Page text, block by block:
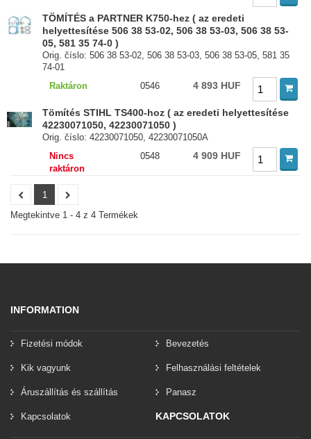
TÖMÍTÉS a PARTNER K750-hez ( az eredeti
helyettesítése 506 38 53-02, 506 38 53-03, 506 38 53-
05, 581 35 74-0 )
Orig. číslo: 506 38 53-02, 506 38 53-03, 506 38 53-05, 581 35
74-01
Raktáron
0546 4 893 HUF
Tömítés STIHL TS400-hoz ( az eredeti helyettesítése
42230071050, 42230071050 )
Orig. číslo: 42230071050, 42230071050A
Nincs
raktáron
0548 4 909 HUF
1
Megtekintve 1 - 4 z 4 Termékek
INFORMATION
Fizetési módok Bevezetés
Kik vagyunk Felhasználási feltételek
Áruszállítás és szállítás Panasz
Kapcsolatok KAPCSOLATOK